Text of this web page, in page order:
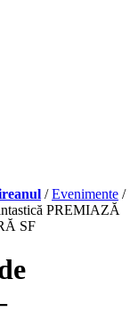
/ Evenimente /
PREMIAZĂ
SF